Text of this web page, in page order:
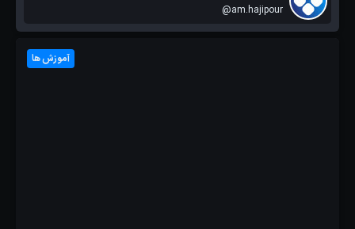
@am.hajipour
آموزش ها